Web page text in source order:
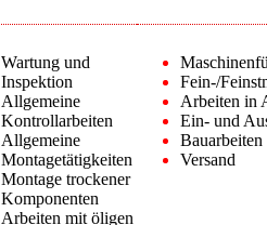
Wartung und
Inspektion
Allgemeine
Kontrollarbeiten
Allgemeine
Montagetätigkeiten
Montage trockener
Komponenten
Arbeiten mit öligen
Fein-/
Arbeiten in
Ein- und
Bauarbeiten
Versand